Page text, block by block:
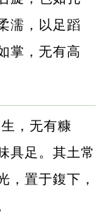
濡，以足蹈
掌，无有高
，无有糠
具足。其土常
，置于鍑下，